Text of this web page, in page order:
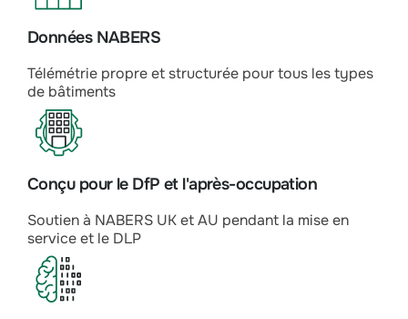
Données NABERS
Télémétrie propre et structurée pour tous les types
de bâtiments
Conçu pour le DfP et l'après-occupation
Soutien à NABERS UK et AU pendant la mise en
service et le DLP